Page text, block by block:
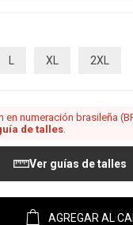
L XL 2XL
numeración brasileña
de talles
Ver guías de talles
AGREGAR AL